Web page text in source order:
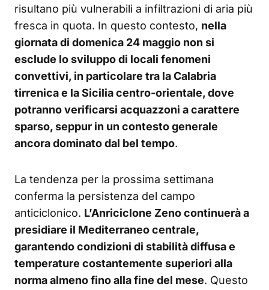
risultano più vulnerabili a infiltrazioni di aria più
fresca in quota. In questo contesto, nella
giornata di domenica 24 maggio non si
esclude lo sviluppo di locali fenomeni
convettivi, in particolare tra la Calabria
tirrenica e la Sicilia centro-orientale, dove
potranno verificarsi acquazzoni a carattere
sparso, seppur in un contesto generale
ancora dominato dal bel tempo.
La tendenza per la prossima settimana
conferma la persistenza del campo
anticiclonico. L’Anriciclone Zeno continuerà a
presidiare il Mediterraneo centrale,
garantendo condizioni di stabilità diffusa e
temperature costantemente superiori alla
norma almeno fino alla fine del mese. Questo